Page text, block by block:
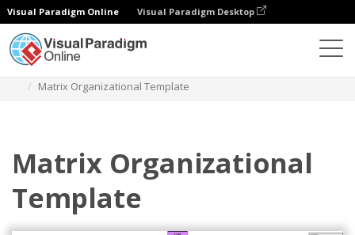
Visual Paradigm Online Visual Paradigm Desktop
Matrix Organizational Template
Matrix Organizational
Template